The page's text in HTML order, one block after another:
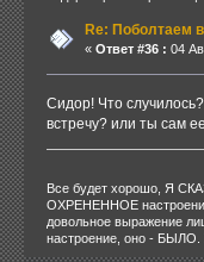
Re: Поболтаем
« Ответ #36 : 04
Сидор! Что случилось?
встречу? или ты сам
Все будет хорошо, Я
ОХРЕНЕННОЕ
довольное выражение
настроение, оно -